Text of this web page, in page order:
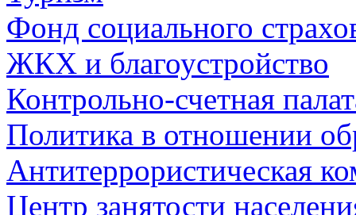
Фонд социального
ЖКХ и благоустройство
Контрольно-счетная
Политика в отношении
Антитеррористическая
Центр занятости